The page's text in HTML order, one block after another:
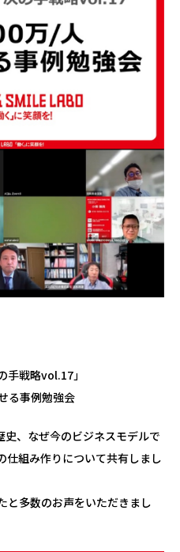
手戦略vol.17」
る事例勉強会
史、なぜ今のビジネスモデルで
仕組み作りについて共有しまし
と多数のお声をいただきまし